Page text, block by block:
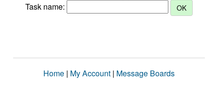
Task name:
Home | My Account | Message Boards